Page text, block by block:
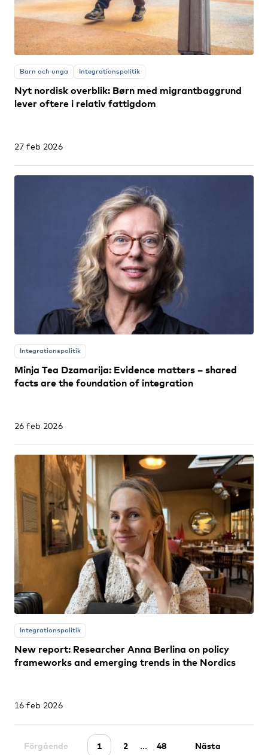
Barn och unga Integrationspolitik
Nyt nordisk overblik: Børn med migrantbaggrund
lever oftere i relativ fattigdom
27 feb 2026
Integrationspolitik
Minja Tea Dzamarija: Evidence matters – shared
facts are the foundation of integration
26 feb 2026
Integrationspolitik
New report: Researcher Anna Berlina on policy
frameworks and emerging trends in the Nordics
16 feb 2026
Förgående 1 2 ... 48 Nästa